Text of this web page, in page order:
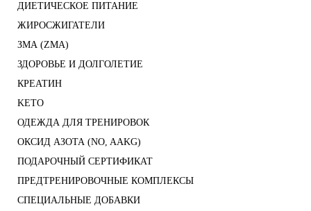
ДИЕТИЧЕСКОЕ ПИТАНИЕ
ЖИРОСЖИГАТЕЛИ
ЗМА (ZMA)
ЗДОРОВЬЕ И ДОЛГОЛЕТИЕ
КРЕАТИН
KETO
ОДЕЖДА ДЛЯ ТРЕНИРОВОК
ОКСИД АЗОТА (NO, AAKG)
ПОДАРОЧНЫЙ СЕРТИФИКАТ
ПРЕДТРЕНИРОВОЧНЫЕ КОМПЛЕКСЫ
СПЕЦИАЛЬНЫЕ ДОБАВКИ